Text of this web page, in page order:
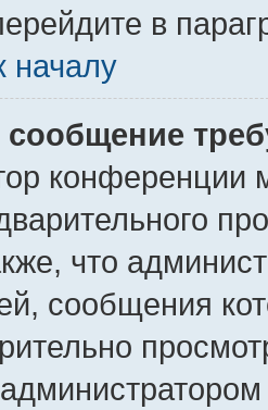
в
началу
конференции
что
сообщения